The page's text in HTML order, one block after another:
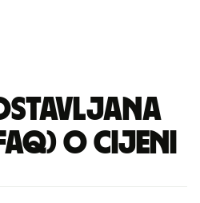
o cijeni